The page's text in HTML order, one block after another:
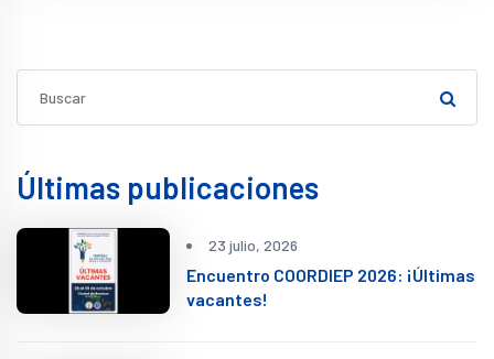
Últimas publicaciones
23 julio, 2026
Encuentro COORDIEP 2026: ¡Últimas
vacantes!